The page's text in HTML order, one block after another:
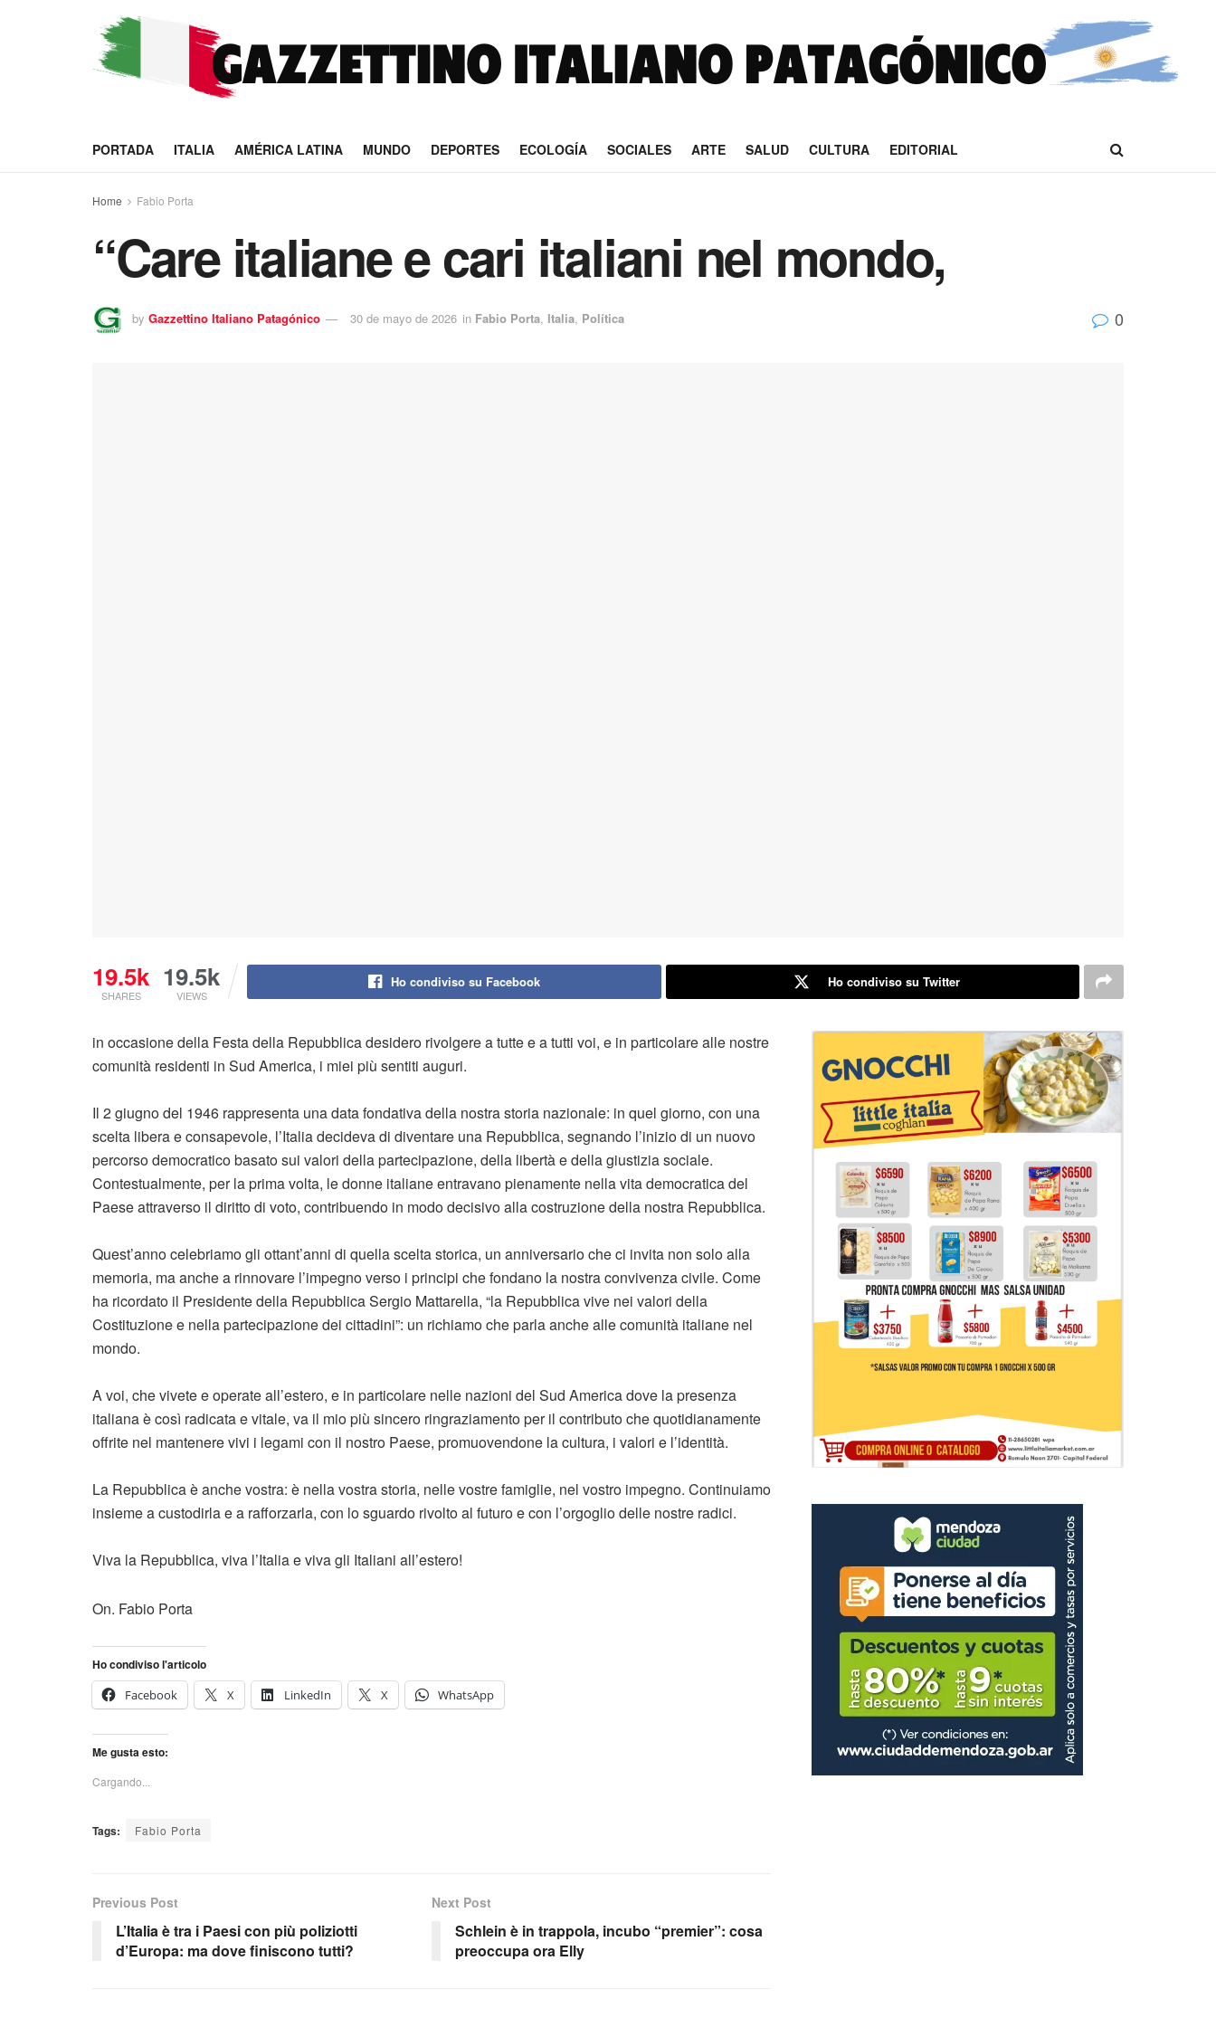
PORTADA ITALIA AMÉRICA LATINA MUNDO DEPORTES ECOLOGÍA SOCIALES ARTE SALUD CULTURA EDITORIAL
Home Fabio Porta
“Care italiane e cari italiani nel mondo,
by Gazzettino Italiano Patagónico 30 de mayo de 2026 in Fabio Porta, Italia, Política 0
19.5k
SHARES
19.5k
VIEWS
Ho condiviso su Facebook Ho condiviso su Twitter
in occasione della Festa della Repubblica desidero rivolgere a tutte e a tutti voi, e in particolare alle nostre
comunità residenti in Sud America, i miei più sentiti auguri.
Il 2 giugno del 1946 rappresenta una data fondativa della nostra storia nazionale: in quel giorno, con una
scelta libera e consapevole, l’Italia decideva di diventare una Repubblica, segnando l’inizio di un nuovo
percorso democratico basato sui valori della partecipazione, della libertà e della giustizia sociale.
Contestualmente, per la prima volta, le donne italiane entravano pienamente nella vita democratica del
Paese attraverso il diritto di voto, contribuendo in modo decisivo alla costruzione della nostra Repubblica.
Quest’anno celebriamo gli ottant’anni di quella scelta storica, un anniversario che ci invita non solo alla
memoria, ma anche a rinnovare l’impegno verso i principi che fondano la nostra convivenza civile. Come
ha ricordato il Presidente della Repubblica Sergio Mattarella, “la Repubblica vive nei valori della
Costituzione e nella partecipazione dei cittadini”: un richiamo che parla anche alle comunità italiane nel
mondo.
A voi, che vivete e operate all’estero, e in particolare nelle nazioni del Sud America dove la presenza
italiana è così radicata e vitale, va il mio più sincero ringraziamento per il contributo che quotidianamente
offrite nel mantenere vivi i legami con il nostro Paese, promuovendone la cultura, i valori e l’identità.
La Repubblica è anche vostra: è nella vostra storia, nelle vostre famiglie, nel vostro impegno. Continuiamo
insieme a custodirla e a rafforzarla, con lo sguardo rivolto al futuro e con l’orgoglio delle nostre radici.
Viva la Repubblica, viva l’Italia e viva gli Italiani all’estero!
On. Fabio Porta
Ho condiviso l'articolo
Facebook
X LinkedIn X WhatsApp
Me gusta esto:
Cargando...
Tags: Fabio Porta
Previous Post
L’Italia è tra i Paesi con più poliziotti
d’Europa: ma dove finiscono tutti?
Next Post
Schlein è in trappola, incubo “premier”: cosa
preoccupa ora Elly